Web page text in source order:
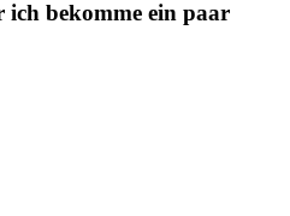
ich bekomme ein paar